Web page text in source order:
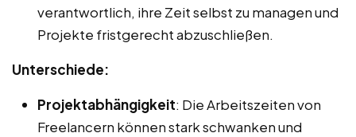
verantwortlich, ihre Zeit selbst zu managen und
Projekte fristgerecht abzuschließen.
Unterschiede:
Projektabhängigkeit: Die Arbeitszeiten von
Freelancern können stark schwanken und